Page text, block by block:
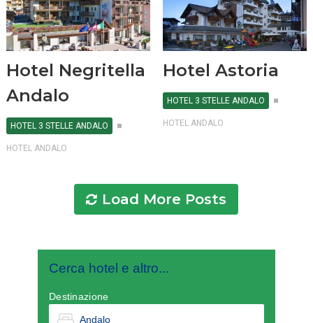
Hotel Negritella
Andalo
HOTEL 3 STELLE ANDALO
HOTEL ANDALO
Hotel Astoria
HOTEL 3 STELLE ANDALO
HOTEL ANDALO
Load More Posts
Cerca hotel e altro...
Destinazione